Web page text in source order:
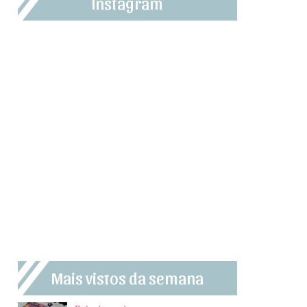
Mais vistos da semana